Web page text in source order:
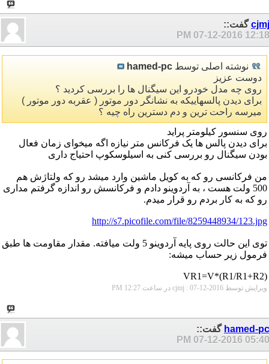
cjmjگفت::
07-12-2016 12:18 PM
نوشته اصلی توسط hamed-pc
دوست عزیز
روی چه مدل خودرو این سیگنال ها را بررسی کردید ؟
برای دیدن پالسهاییکه به نشانگر دور موتور ( عقربه دور موتور )
میرسه راحت ترین و دم دسترین راه چیه ؟
روی سنسور کیلومتر پراید
برای دیدن پالس ها یک فرکانس متر نیازه اگه میخوای زمان فعال
بودن سیگنال رو بررسی کنی به اسیلوسکوپ احتیاج داری
من فرکانسی رو که به کویل ماشین وارد میشد رو که ولتاژش هم
500 ولت هست ، به آردوینو دادم و فرکانسش رو اندازه گرفتم مداری
رو که به کار بردم رو قرار میدم.
http://s7.picofile.com/file/8259448934/123.jpg
توی این حالت روی پایه آردوینو 5 ولت میافته. مقدار مقاومت ها طبق
فرمول زیر حساب میشه:
VR1=V*(R1/R1+R2)
ویرایش توسط cjmj : 07-12-2016 در ساعت 12:27 PM
hamed-pc گفت::
07-12-2016 05:40 PM